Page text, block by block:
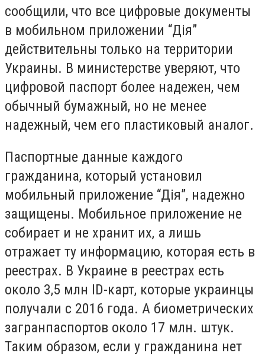
сообщили, что все цифровые документы
в мобильном приложении “Дія”
действительны только на территории
Украины. В министерстве уверяют, что
цифровой паспорт более надежен, чем
обычный бумажный, но не менее
надежный, чем его пластиковый аналог.
Паспортные данные каждого
гражданина, который установил
мобильный приложение “Дія”, надежно
защищены. Мобильное приложение не
собирает и не хранит их, а лишь
отражает ту информацию, которая есть в
реестрах. В Украине в реестрах есть
около 3,5 млн ID-карт, которые украинцы
получали с 2016 года. А биометрических
загранпаспортов около 17 млн. штук.
Таким образом, если у гражданина нет